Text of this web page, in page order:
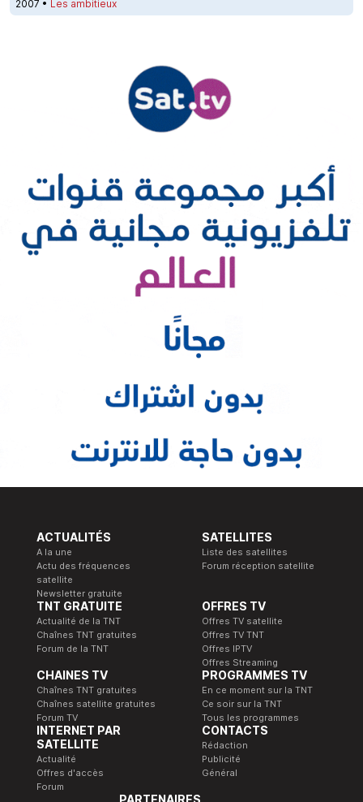
2007 • Les ambitieux
ACTUALITÉS
A la une
Actu des fréquences
satellite
Newsletter gratuite
SATELLITES
Liste des satellites
Forum réception satellite
TNT GRATUITE
Actualité de la TNT
Chaînes TNT gratuites
Forum de la TNT
OFFRES TV
Offres TV satellite
Offres TV TNT
Offres IPTV
Offres Streaming
CHAINES TV
Chaînes TNT gratuites
Chaînes satellite gratuites
Forum TV
PROGRAMMES TV
En ce moment sur la TNT
Ce soir sur la TNT
Tous les programmes
INTERNET PAR
SATELLITE
Actualité
Offres d'accès
Forum
CONTACTS
Rédaction
Publicité
Général